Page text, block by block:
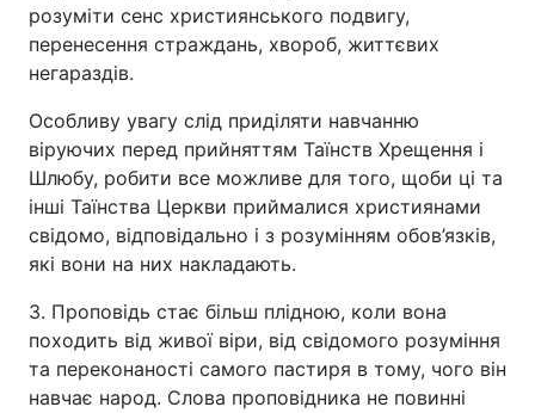
розуміти сенс християнського подвигу,
перенесення страждань, хвороб, життєвих
негараздів.
Особливу увагу слід приділяти навчанню
віруючих перед прийняттям Таїнств Хрещення і
Шлюбу, робити все можливе для того, щоби ці та
інші Таїнства Церкви приймалися християнами
свідомо, відповідально і з розумінням обов’язків,
які вони на них накладають.
3. Проповідь стає більш плідною, коли вона
походить від живої віри, від свідомого розуміння
та переконаності самого пастиря в тому, чого він
навчає народ. Слова проповідника не повинні